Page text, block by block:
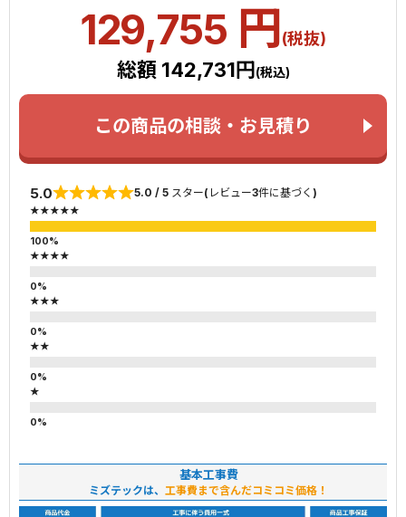
129,755 円(税抜)
総額 142,731円 (税込)
この商品の相談・お見積り
5.0 5.0 / 5 スター(レビュー3件に基づく)
★★★★★
★★★★
★★★
★★
★
基本工事費
ミズテックは、 工事費まで含んだコミコミ価格！